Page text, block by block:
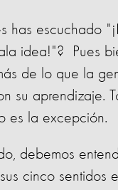
has escuchado
idea!"? Pues
de lo que la
su aprendizaje.
es la excepción.
debemos
cinco sentidos